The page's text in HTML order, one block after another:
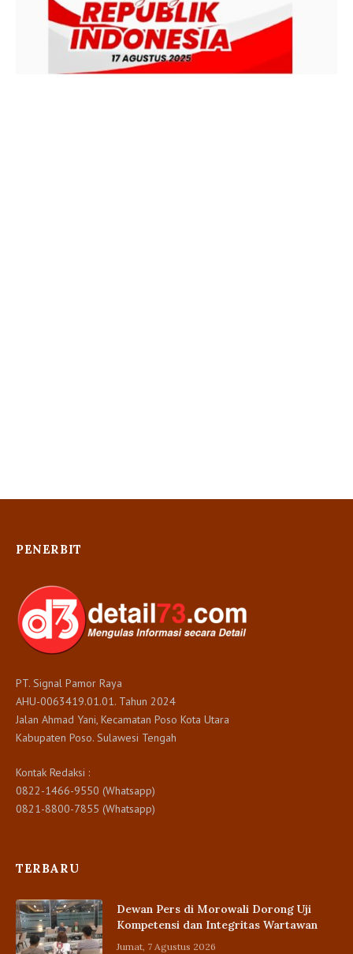
PENERBIT
PT. Signal Pamor Raya
AHU-0063419.01.01. Tahun 2024
Jalan Ahmad Yani, Kecamatan Poso Kota Utara
Kabupaten Poso. Sulawesi Tengah
Kontak Redaksi :
0822-1466-9550 (Whatsapp)
0821-8800-7855 (Whatsapp)
TERBARU
Dewan Pers di Morowali Dorong Uji
Kompetensi dan Integritas Wartawan
Jumat, 7 Agustus 2026